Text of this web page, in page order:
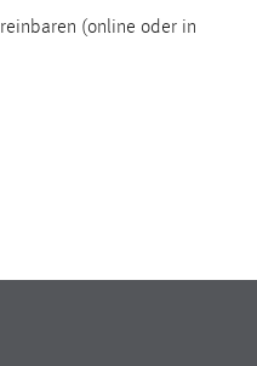
(online oder in
nutzen zu können.